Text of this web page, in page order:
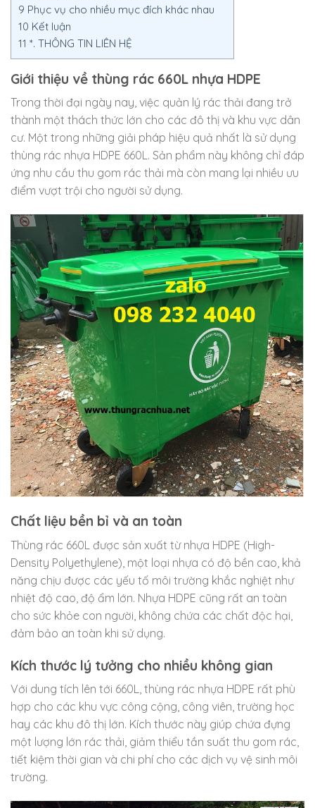
9 Phục vụ cho nhiều mục đích khác nhau
10 Kết luận
11 *. THÔNG TIN LIÊN HỆ
Giới thiệu về thùng rác 660L nhựa HDPE
Trong thời đại ngày nay, việc quản lý rác thải đang trở
thành một thách thức lớn cho các đô thị và khu vực dân
cư. Một trong những giải pháp hiệu quả nhất là sử dụng
thùng rác nhựa HDPE 660L. Sản phẩm này không chỉ đáp
ứng nhu cầu thu gom rác thải mà còn mang lại nhiều ưu
điểm vượt trội cho người sử dụng.
Chất liệu bền bỉ và an toàn
Thùng rác 660L được sản xuất từ nhựa HDPE (High-
Density Polyethylene), một loại nhựa có độ bền cao, khả
năng chịu được các yếu tố môi trường khắc nghiệt như
nhiệt độ cao, độ ẩm lớn. Nhựa HDPE cũng rất an toàn
cho sức khỏe con người, không chứa các chất độc hại,
đảm bảo an toàn khi sử dụng.
Kích thước lý tưởng cho nhiều không gian
Với dung tích lên tới 660L, thùng rác nhựa HDPE rất phù
hợp cho các khu vực công cộng, công viên, trường học
hay các khu đô thị lớn. Kích thước này giúp chứa đựng
một lượng lớn rác thải, giảm thiểu tần suất thu gom rác,
tiết kiệm thời gian và chi phí cho các dịch vụ vệ sinh môi
trường.